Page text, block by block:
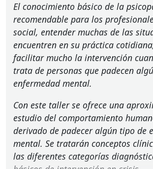
El conocimiento básico de la
recomendable para los
social, entender muchas de las
encuentren en su práctica
facilitar mucho la intervención
trata de personas que padecen
enfermedad mental.
Con este taller se ofrece una
estudio del comportamiento
derivado de padecer algún tipo de
mental. Se tratarán conceptos
las diferentes categorías